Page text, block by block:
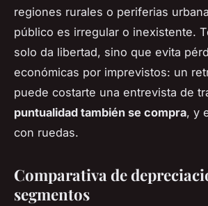
regiones rurales o periferias
público es irregular o inexistente.
solo da libertad, sino que evita
económicas por imprevistos: un
puede costarte una entrevista de
puntualidad también se compra, y
con ruedas.
Comparativa de
segmentos